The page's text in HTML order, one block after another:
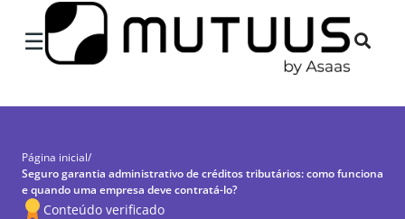
☰
Página inicial/
Seguro garantia administrativo de créditos tributários: como funciona
e quando uma empresa deve contratá-lo?
Conteúdo verificado